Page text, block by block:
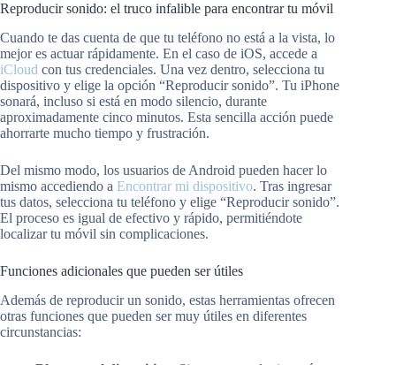
Reproducir sonido: el truco infalible para encontrar tu móvil
Cuando te das cuenta de que tu teléfono no está a la vista, lo
mejor es actuar rápidamente. En el caso de iOS, accede a
iCloud con tus credenciales. Una vez dentro, selecciona tu
dispositivo y elige la opción “Reproducir sonido”. Tu iPhone
sonará, incluso si está en modo silencio, durante
aproximadamente cinco minutos. Esta sencilla acción puede
ahorrarte mucho tiempo y frustración.
Del mismo modo, los usuarios de Android pueden hacer lo
mismo accediendo a Encontrar mi dispositivo. Tras ingresar
tus datos, selecciona tu teléfono y elige “Reproducir sonido”.
El proceso es igual de efectivo y rápido, permitiéndote
localizar tu móvil sin complicaciones.
Funciones adicionales que pueden ser útiles
Además de reproducir un sonido, estas herramientas ofrecen
otras funciones que pueden ser muy útiles en diferentes
circunstancias: